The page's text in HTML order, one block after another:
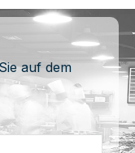
auf dem